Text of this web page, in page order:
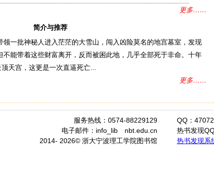
更多……
简介与推荐
领一批神秘人进入茫茫的大雪山，闯入凶险莫名的地宫墓室，发现
能带着这些财富离开，反而被困此地，几乎全部死于非命。十年
天宫，这更是一次直逼死亡...
更多……
服务热线：0574-88229129
电子邮件：info_lib
nbt.edu.cn
2014- 2026© 浙大宁波理工学院图书馆
QQ：
热书发现
热书发现系